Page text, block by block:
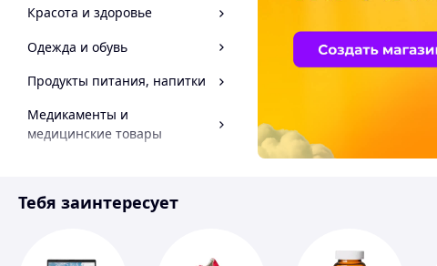
Красота и здоровье
Одежда и обувь
Продукты питания, напитки
Медикаменты и
медицинские товары
Инструмент
Тебя заинтересует